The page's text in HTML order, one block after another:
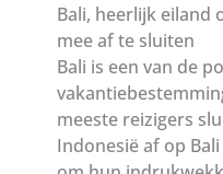
Bali, heerlijk eiland
mee af te sluiten
Bali is een van de
meeste reizigers
Indonesië af op